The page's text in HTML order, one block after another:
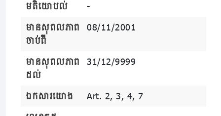
មតិយោបល់
-
មានសុពលភាព
ចាប់ពី
08/11/2001
មានសុពលភាព
ដល់
31/12/9999
ឯកសារយោង
Art. 2, 3, 4, 7